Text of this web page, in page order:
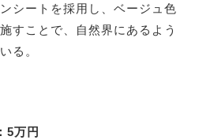
シートを採用し、ベージュ色
すことで、自然界にあるよう
る。
5万円